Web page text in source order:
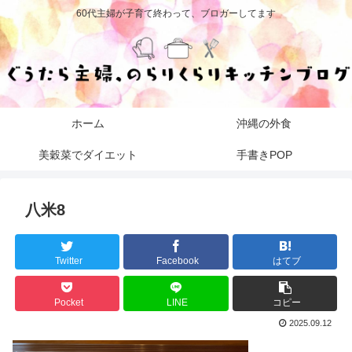
60代主婦が子育て終わって、ブロガーしてます
ホーム 沖縄の外食
美穀菜でダイエット 手書きPOP
八米8
Twitter Facebook はてブ
Pocket LINE コピー
2025.09.12